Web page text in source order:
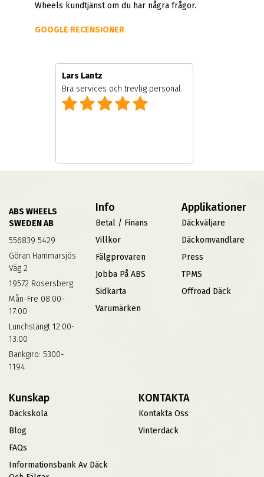
Wheels kundtjänst om du har några frågor.
GOOGLE RECENSIONER
Lars Lantz
Bra services och trevlig personal.
ABS WHEELS
SWEDEN AB
556839 5429
Göran Hammarsjös
Väg 2
19572 Rosersberg
Mån-Fre 08:00-
17:00
Lunchstängt 12:00-
13:00
Bankgiro: 5300-
1194
Info
Betal / Finans
Villkor
Fälgprovaren
Jobba På ABS
Sidkarta
Varumärken
Applikationer
Däckväljare
Däckomvandlare
Press
TPMS
Offroad Däck
Kunskap
Däckskola
Blog
FAQs
Informationsbank Av Däck
KONTAKTA
Kontakta Oss
Vinterdäck